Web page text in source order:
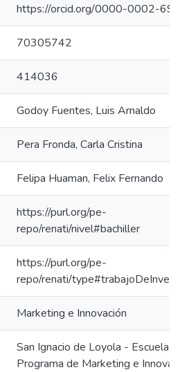
https://orcid.org/0000-0002-
70305742
414036
Godoy Fuentes, Luis Arnaldo
Pera Fronda, Carla Cristina
Felipa Huaman, Felix Fernando
https://purl.org/pe-
repo/renati/nivel#bachiller
https://purl.org/pe-
repo/renati/
Marketing e Innovación
San Ignacio de Loyola - Escuela
Programa de Marketing e